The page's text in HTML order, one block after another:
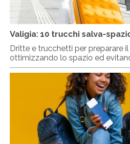
Valigia: 10 trucchi salva-
Dritte e trucchetti per preparare
ottimizzando lo spazio ed